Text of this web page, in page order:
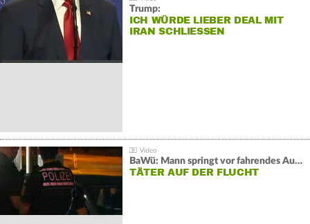
Trump:
ICH WÜRDE LIEBER DEAL MIT
IRAN SCHLIESSEN
BaWü: Mann springt vor fahrendes Auto und schießt
TÄTER AUF DER FLUCHT